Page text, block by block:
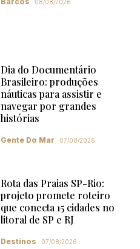
08/08/2026
Dia do Documentário
Brasileiro: produções
náuticas para assistir e
navegar por grandes
histórias
Gente Do Mar 07/08/2026
Rota das Praias SP-Rio:
projeto promete roteiro
que conecta 15 cidades no
litoral de SP e RJ
Destinos 07/08/2026